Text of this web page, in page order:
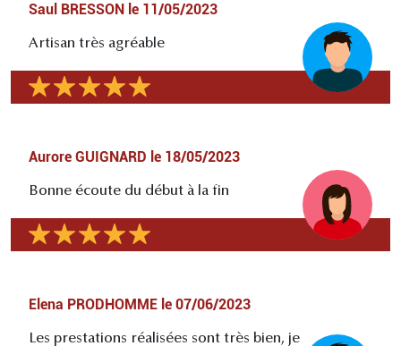
Saul BRESSON le 11/05/2023
Artisan très agréable
Aurore GUIGNARD le 18/05/2023
Bonne écoute du début à la fin
Elena PRODHOMME le 07/06/2023
Les prestations réalisées sont très bien, je